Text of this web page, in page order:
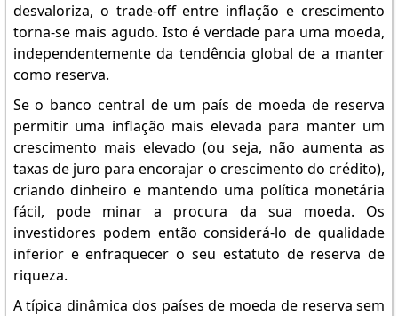
desvaloriza, o trade-off entre inflação e crescimento
torna-se mais agudo. Isto é verdade para uma moeda,
independentemente da tendência global de a manter
como reserva.
Se o banco central de um país de moeda de reserva
permitir uma inflação mais elevada para manter um
crescimento mais elevado (ou seja, não aumenta as
taxas de juro para encorajar o crescimento do crédito),
criando dinheiro e mantendo uma política monetária
fácil, pode minar a procura da sua moeda. Os
investidores podem então considerá-lo de qualidade
inferior e enfraquecer o seu estatuto de reserva de
riqueza.
A típica dinâmica dos países de moeda de reserva sem